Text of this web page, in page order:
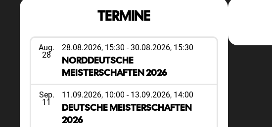
TERMINE
Aug.
28
28.08.2026, 15:30 -30.08.2026, 15:30
NORDDEUTSCHE
MEISTERSCHAFTEN 2026
Sep.
11
11.09.2026, 10:00 - 13.09.2026, 14:00
DEUTSCHE MEISTERSCHAFTEN
2026